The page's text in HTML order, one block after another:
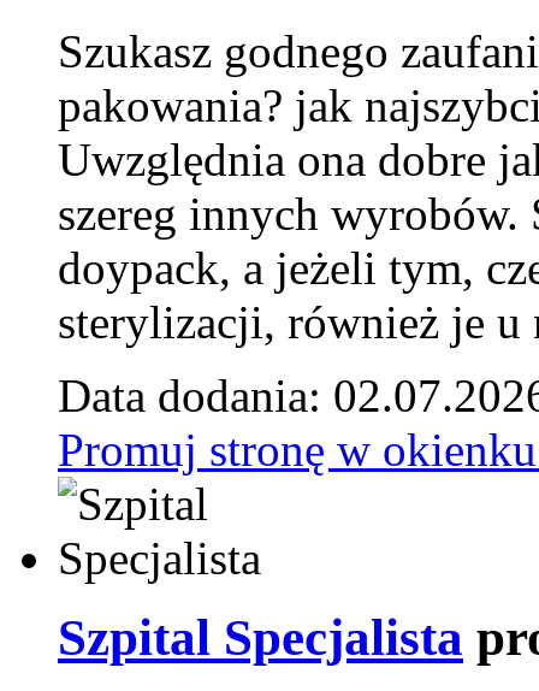
Szukasz godnego
pakowania? jak
Uwzględnia ona dobre
szereg innych
doypack, a jeżeli tym,
sterylizacji, również je u
Data dodania:
Promuj stronę w
Szpital Specjalista